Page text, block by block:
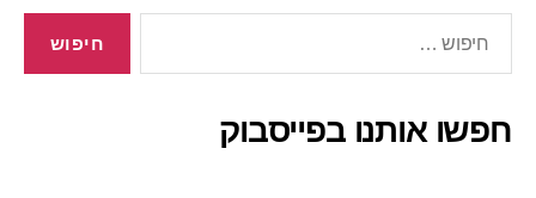
חפשו אותנו בפייסבוק